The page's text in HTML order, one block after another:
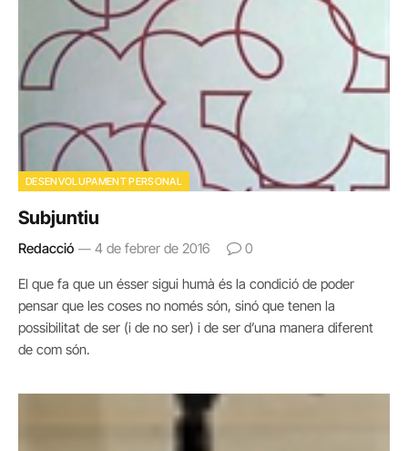
DESENVOLUPAMENT PERSONAL
Subjuntiu
Redacció 4 de febrer de 2016 0
El que fa que un ésser sigui humà és la condició de poder
pensar que les coses no només són, sinó que tenen la
possibilitat de ser (i de no ser) i de ser d’una manera diferent
de com són.